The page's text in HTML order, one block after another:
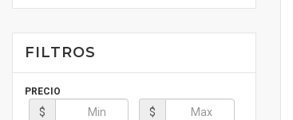
FILTROS
PRECIO
$ $